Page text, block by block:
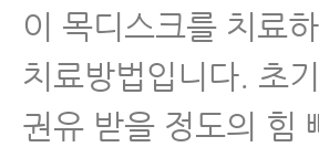
이 목디스크를 치료
치료방법입니다. 초
권유 받을 정도의 힘